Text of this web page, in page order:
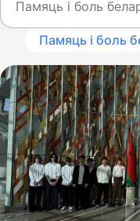
Памяць і боль